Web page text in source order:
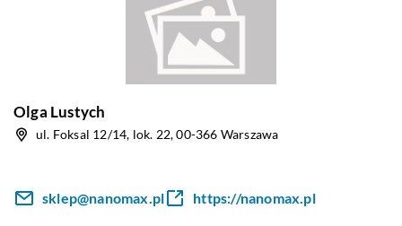
Olga Lustych
ul. Foksal 12/14, lok. 22, 00-366 Warszawa
sklep@nanomax.pl https://nanomax.pl